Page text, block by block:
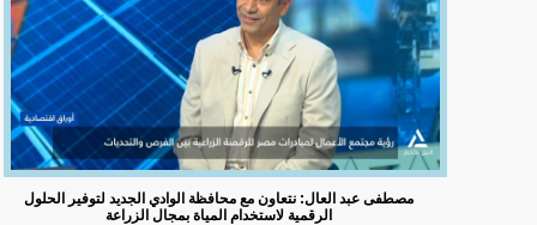
مصطفى عبد العال: نتعاون مع محافظة الوادي الجديد لتوفير الحلول
الرقمية لاستخدام المياة بمجال الزراعة